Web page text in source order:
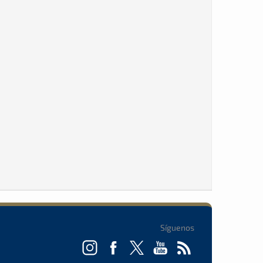
Síguenos